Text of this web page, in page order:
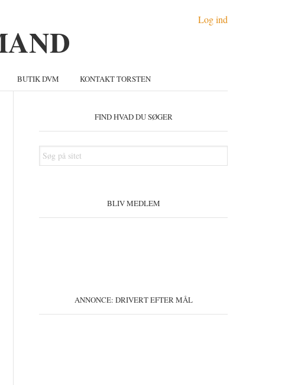
Log ind
BUTIK DVM KONTAKT TORSTEN
FIND HVAD DU SØGER
Søg
på
BLIV MEDLEM
ANNONCE: DRIVERT EFTER MÅL